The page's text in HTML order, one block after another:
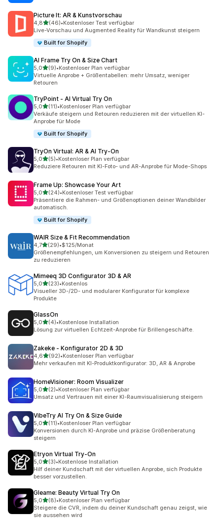
Picture It: AR & Kunstvorschau
4,8von 5 Sternen
(46)
46 Rezensionen insgesamt
•Kostenloser Test verfügbar
Live-Vorschau und Augmented Reality für Wandkunst steigern
Built for Shopify
AI Frame Try On & Size Chart
5,0von 5 Sternen
(9)
9 Rezensionen insgesamt
•Kostenloser Plan verfügbar
Virtuelle Anprobe + Größentabellen: mehr Umsatz, weniger
Retouren
TryPoint ‑ AI Virtual Try On
5,0von 5 Sternen
(11)
11 Rezensionen insgesamt
•Kostenloser Plan verfügbar
Verkäufe steigern und Retouren reduzieren mit der virtuellen KI-
Anprobe für Mode
Built for Shopify
TryOn Virtual: AR & AI Try‑On
5,0von 5 Sternen
(5)
5 Rezensionen insgesamt
•Kostenloser Plan verfügbar
Reduziere Retouren mit KI-Foto- und AR-Anprobe für Mode-Shops
Frame Up: Showcase Your Art
5,0von 5 Sternen
(24)
24 Rezensionen insgesamt
•Kostenloser Test verfügbar
Präsentiere die Rahmen- und Größenoptionen deiner Wandbilder
automatisch.
Built for Shopify
WAIR Size & Fit Recommendation
4,7von 5 Sternen
(29)
29 Rezensionen insgesamt
•$125/Monat
Größenempfehlungen, um Konversionen zu steigern und Retouren
zu reduzieren
Mimeeq 3D Configurator 3D & AR
5,0von 5 Sternen
(23)
23 Rezensionen insgesamt
•Kostenlos
Visueller 3D-/2D- und modularer Konfigurator für komplexe
Produkte
GlassOn
5,0von 5 Sternen
(4)
4 Rezensionen insgesamt
•Kostenlose Installation
Lösung zur virtuellen Echtzeit-Anprobe für Brillengeschäfte.
Zakeke ‑ Konfigurator 2D & 3D
4,6von 5 Sternen
(92)
92 Rezensionen insgesamt
•Kostenloser Plan verfügbar
Mehr verkaufen mit KI-Produktkonfigurator: 3D, AR & Anprobe
HomeVisioner: Room Visualizer
5,0von 5 Sternen
(2)
2 Rezensionen insgesamt
•Kostenloser Plan verfügbar
Umsatz und Vertrauen mit einer KI-Raumvisualisierung steigern
VibeTry AI Try On & Size Guide
5,0von 5 Sternen
(11)
11 Rezensionen insgesamt
•Kostenloser Plan verfügbar
Konversionen durch KI-Anprobe und präzise Größenberatung
steigern
Etryon Virtual Try‑On
5,0von 5 Sternen
(3)
3 Rezensionen insgesamt
•Kostenlose Installation
Hilf deiner Kundschaft mit der virtuellen Anprobe, sich Produkte
besser vorzustellen.
Gleame: Beauty Virtual Try On
5,0von 5 Sternen
(8)
8 Rezensionen insgesamt
•Kostenloser Plan verfügbar
Steigere die CVR, indem du deiner Kundschaft genau zeigst, wie
sie aussehen wird